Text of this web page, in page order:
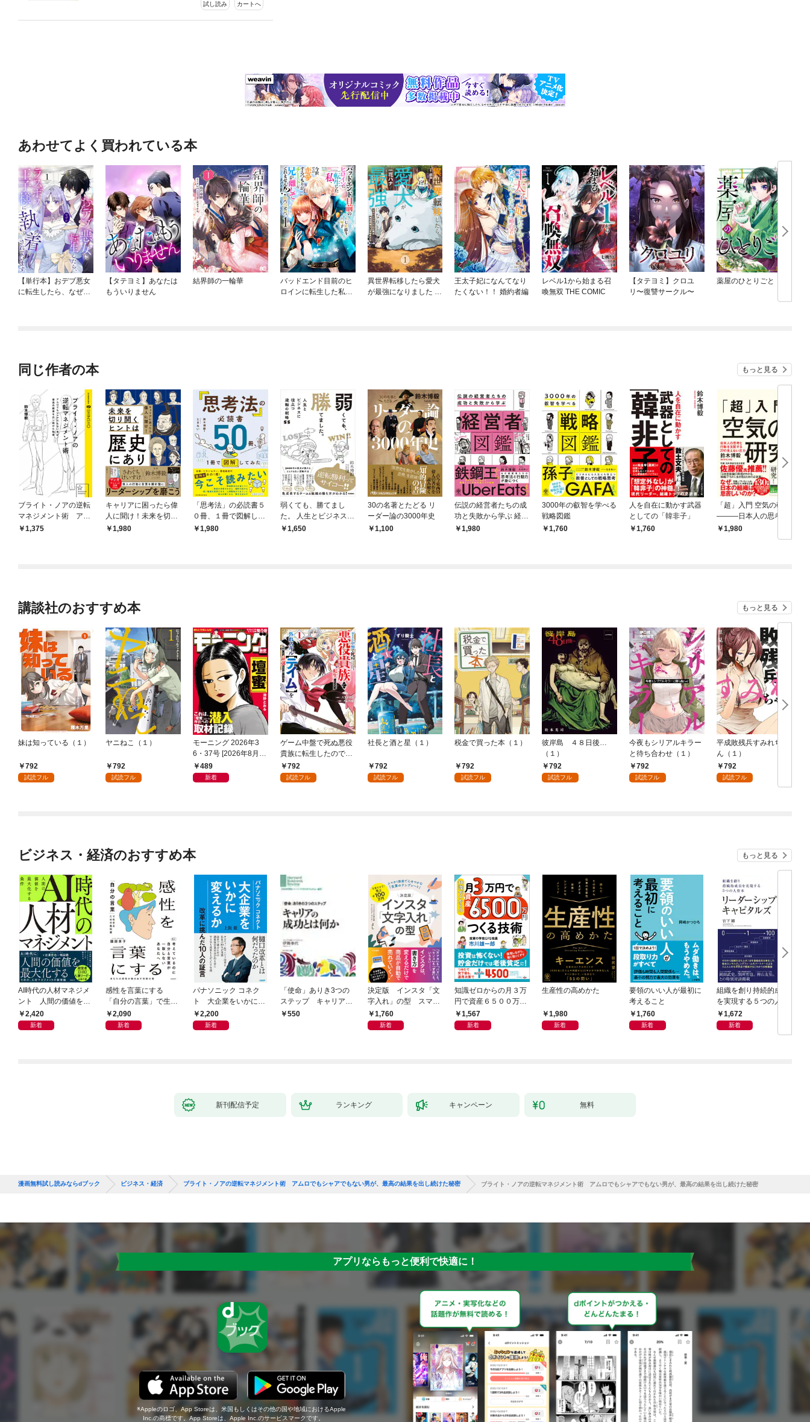
試し読み カートへ
あわせてよく買われている本
【単行本】おデブ悪女
に転生したら、なぜか
【タテヨミ】あなたは
もういりません
結界師の一輪華
バッドエンド目前のヒ
ロインに転生した私、
異世界転移したら愛犬
が最強になりました ～
王太子妃になんてなり
たくない！！ 婚約者編
レベル1から始まる召
喚無双 THE COMIC
【タテヨミ】クロユ
リ〜復讐サークル〜
薬屋のひとりごと
同じ作者の本 もっと見る
ブライト・ノアの逆転
マネジメント術 アム
ロでもシャアでもない
1,375
キャリアに困ったら偉
人に聞け！未来を切り
開くヒントは歴史にあ
1,980
「思考法」の必読書５
０冊、１冊で図解して
みた1,980
弱くても、勝てまし
た。 人生とビジネスに
役立つ逆転の戦略55
1,650
30の名著とたどる リ
ーダー論の3000年史
1,100
伝説の経営者たちの成
功と失敗から学ぶ 経営
者図鑑
1,980
3000年の叡智を学べる
戦略図鑑
1,760
人を自在に動かす武器
としての「韓非子」
1,760
「超」入門 空気の研究
―――日本人の思考と
行動を支配する27の見
1,980
講談社のおすすめ本 もっと見る
妹は知っている（１）
792
試読フル
ヤニねこ（１）
792
試読フル
モーニング 2026年3
6・37号 [2026年8月6
日発売]
489
新着
ゲーム中盤で死ぬ悪役
貴族に転生したので、
外れスキル【テイム】
を駆使して最強を目指
792
試読フル
社長と酒と星（１）
792
試読フル
税金で買った本（１）
792
試読フル
彼岸島 ４８日後…
（１）
792
試読フル
今夜もシリアルキラー
と待ち合わせ（１）
792
試読フル
平成敗残兵すみれちゃ
ん（１）
792
試読フル
ビジネス・経済のおすすめ本 もっと見る
AI時代の人材マネジメ
ント 人間の価値を最
大化する条件
2,420
新着
感性を言葉にする
「自分の言葉」で生き
るための教科書
2,090
新着
パナソニック コネク
ト 大企業をいかに変
えるか
2,200
新着
「使命」ありき3つの
ステップ キャリアの
成功とは何か
550
決定版 インスタ「文
字入れ」の型 スマホ
１画面で心をつかむ
「言葉のテンプレー
1,760
新着
知識ゼロからの月３万
円で資産６５００万円
つくる技術
1,567
新着
生産性の高めかた
1,980
新着
要領のいい人が最初に
考えること
1,760
新着
組織を創り持続的成長
を実現する５つの人資
本 リーダーシップ・
キャピタルズ
1,672
新着
新刊配信予定 ランキング キャンペーン 無料
漫画無料試し読みならdブック ビジネス・経済 ブライト・ノアの逆転マネジメント術 アムロでもシャアでもない男が、最高の結果を出し続けた秘密 ブライト・ノアの逆転マネジメント術 アムロでもシャアでもない男が、最高の結果を出し続けた秘密
アプリならもっと便利で快適に！
Appleのロゴ、App Storeは、米国もしくはその他の国や地域におけるApple
Inc.の商標です。App Storeは、Apple Inc.のサービスマークです。